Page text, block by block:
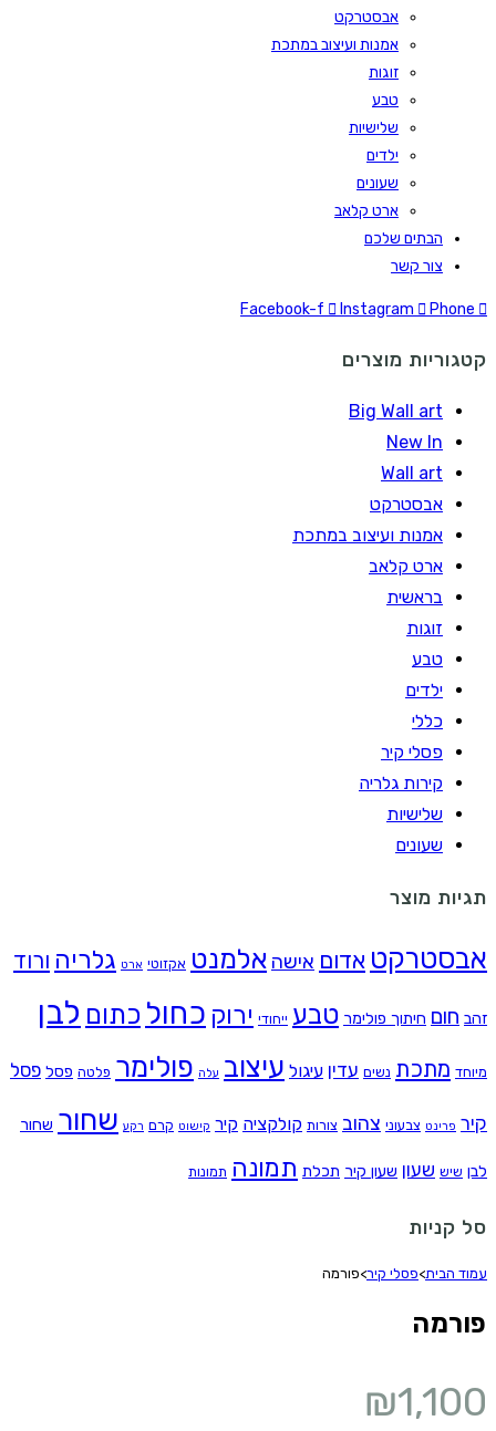
אבסטרקט
אמנות ועיצוב במתכת
זוגות
טבע
שלישיות
ילדים
שעונים
ארט קלאב
הבתים שלכם
צור קשר
Facebook-f Instagram Phone
קטגוריות מוצרים
Big Wall art
New In
Wall art
אבסטרקט
אמנות ועיצוב במתכת
ארט קלאב
בראשית
זוגות
טבע
ילדים
כללי
פסלי קיר
קירות גלריה
שלישיות
שעונים
תגיות מוצר
אבסטרקט אדום אישה אלמנט אקזוטי ארט גלריה ורוד
זהב חום חיתוך פולימר טבע ייחודי ירוק כחול כתום לבן
מיוחד מתכת נשים עדין עיגול עיצוב עלה פולימר פלטה פסל פסל
קיר פרינט צבעוני צהוב צורות קולקציה קיר קישוט קרם רקע שחור שחור
לבן שיש שעון שעון קיר תכלת תמונה תמונות
סל קניות
עמוד הבית>פסלי קיר>פורמה
פורמה
₪1,100